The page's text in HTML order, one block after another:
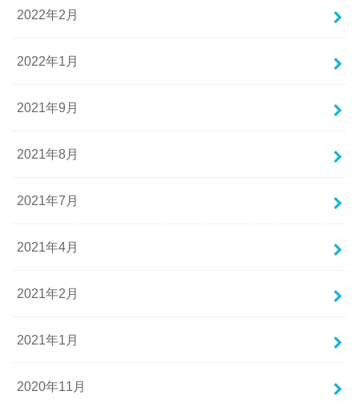
2022年2月
2022年1月
2021年9月
2021年8月
2021年7月
2021年4月
2021年2月
2021年1月
2020年11月